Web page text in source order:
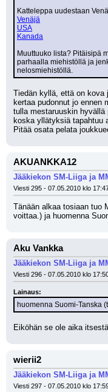
Katteleppa uudestaan
Venäjä
USA
Kanada
Muuttuuko lista? Pitäisipä
parhaalla miehistöllä ja
nelosmiehistöllä.
Tiedän kyllä, että on kova
kertaa pudonnut jo ennen
tulla mestaruuskin
koska yllätyksiä tapahtuu
Pitää osata pelata
AKUANKKA12
Jääkiekon SM-Liiga ja
Viesti 295 - 07.05.2010 klo
Tänään alkaa tosiaan tuo
voittaa.) ja huomenna
Aku Vankka
Jääkiekon SM-Liiga ja
Viesti 296 - 07.05.2010 klo
Lainaus:
huomenna Suomi-Tanska
Eiköhän se ole aika
wierii2
Jääkiekon SM-Liiga ja
Viesti 297 - 07.05.2010 klo